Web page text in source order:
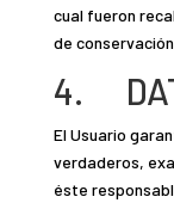
cual fueron
de conservación
4.
El Usuario
verdaderos,
éste